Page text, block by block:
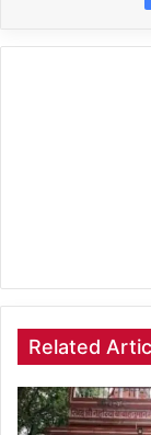
Related